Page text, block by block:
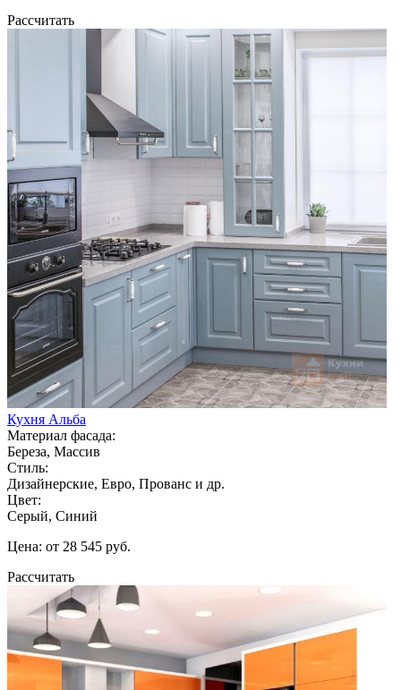
Рассчитать
Кухня Альба
Материал фасада:
Береза, Массив
Стиль:
Дизайнерские, Евро, Прованс и др.
Цвет:
Серый, Синий
Цена: от 28 545 руб.
Рассчитать